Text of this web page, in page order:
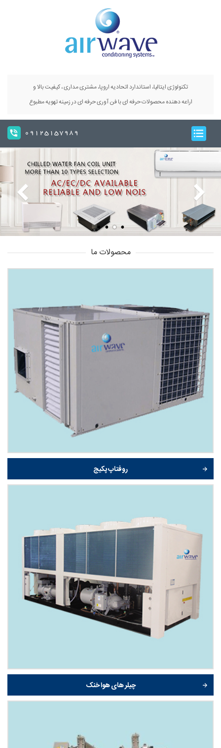
تکنولوژی ایتالیا، استاندارد اتحادیه اروپا، مشتری مداری ، کیفیت بالا و
اراعه دهنده محصولات حرفه ای با فن آوری حرفه ای در زمینه تهویه مطبوع
09125157989
محصولات ما
روفتاپ پکیج
چیلر های هوا خنک